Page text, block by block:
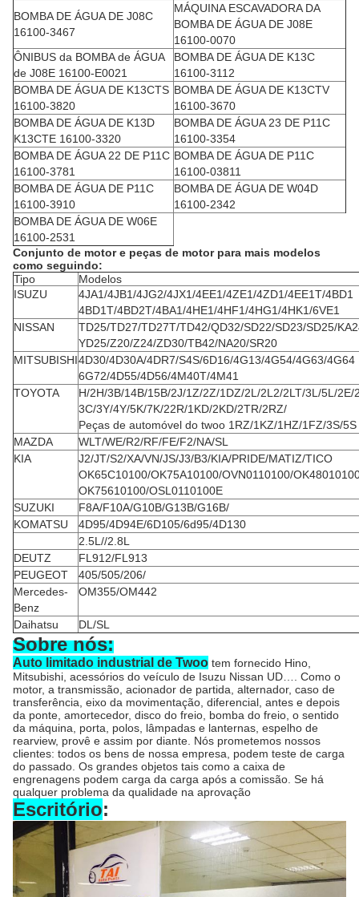
BOMBA DE ÁGUA DE J08C
16100-3467
MÁQUINA ESCAVADORA DA
BOMBA DE ÁGUA DE J08E
16100-0070
ÔNIBUS da BOMBA de ÁGUA
de J08E 16100-E0021
BOMBA DE ÁGUA DE K13C
16100-3112
BOMBA DE ÁGUA DE K13CTS
16100-3820
BOMBA DE ÁGUA DE K13CTV
16100-3670
BOMBA DE ÁGUA DE K13D
K13CTE 16100-3320
BOMBA DE ÁGUA 23 DE P11C
16100-3354
BOMBA DE ÁGUA 22 DE P11C
16100-3781
BOMBA DE ÁGUA DE P11C
16100-03811
BOMBA DE ÁGUA DE P11C
16100-3910
BOMBA DE ÁGUA DE W04D
16100-2342
BOMBA DE ÁGUA DE W06E
16100-2531
Conjunto de motor e peças de motor para mais modelos
como seguindo:
Tipo
Modelos
ISUZU
4JA1/4JB1/4JG2/4JX1/4EE1/4ZE1/4ZD1/4EE1T/4BD1
4BD1T/4BD2T/4BA1/4HE1/4HF1/4HG1/4HK1/6VE1
NISSAN
TD25/TD27/TD27T/TD42/QD32/SD22/SD23/SD25/
YD25/Z20/Z24/ZD30/TB42/NA20/SR20
MITSUBISHI4D30/4D30A/4DR7/S4S/6D16/4G13/4G54/4G63/4G64
6G72/4D55/4D56/4M40T/4M41
TOYOTA
H/2H/3B/14B/15B/2J/1Z/2Z/1DZ/2L/2L2/2LT/3L/5L/2E/
3C/3Y/4Y/5K/7K/22R/1KD/2KD/2TR/2RZ/
Peças de automóvel do twoo 1RZ/1KZ/1HZ/1FZ/3S/5S
MAZDA
WLT/WE/R2/RF/FE/F2/NA/SL
KIA
J2/JT/S2/XA/VN/JS/J3/B3/KIA/PRIDE/MATIZ/TICO
OK65C10100/OK75A10100/OVN0110100/
OK75610100/OSL0110100E
SUZUKI
F8A/F10A/G10B/G13B/G16B/
KOMATSU
4D95/4D94E/6D105/6d95/4D130
2.5L//2.8L
DEUTZ
FL912/FL913
PEUGEOT
405/505/206/
Mercedes-
Benz
OM355/OM442
Daihatsu DL/SL
Sobre nós:
Auto limitado industrial de Twoo tem fornecido Hino,
Mitsubishi, acessórios do veículo de Isuzu Nissan UD…. Como o
motor, a transmissão, acionador de partida, alternador, caso de
transferência, eixo da movimentação, diferencial, antes e depois
da ponte, amortecedor, disco do freio, bomba do freio, o sentido
da máquina, porta, polos, lâmpadas e lanternas, espelho de
rearview, provê e assim por diante. Nós prometemos nossos
clientes: todos os bens de nossa empresa, podem teste de carga
do passado. Os grandes objetos tais como a caixa de
engrenagens podem carga da carga após a comissão. Se há
qualquer problema da qualidade na aprovação
Escritório: